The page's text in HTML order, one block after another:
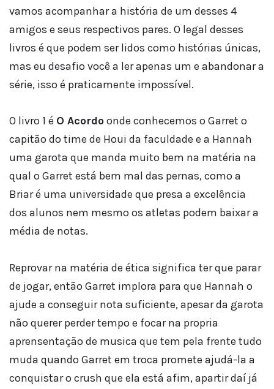
vamos acompanhar a história de um desses 4
amigos e seus respectivos pares. O legal desses
livros é que podem ser lidos como histórias únicas,
mas eu desafio você a ler apenas um e abandonar a
série, isso é praticamente impossível.
O livro 1 é O Acordoonde conhecemos o Garret o
capitão do time de Houi da faculdade e a Hannah
uma garota que manda muito bem na matéria na
qual o Garret está bem mal das pernas, como a
Briar é uma universidade que presa a excelência
dos alunos nem mesmo os atletas podem baixar a
média de notas.
Reprovar na matéria de ética significa ter que parar
de jogar, então Garret implora para que Hannah o
ajude a conseguir nota suficiente, apesar da garota
não querer perder tempo e focar na propria
aprensentação de musica que tem pela frente tudo
muda quando Garret em troca promete ajudá-la a
conquistar o crush que ela está afim, apartir daí já